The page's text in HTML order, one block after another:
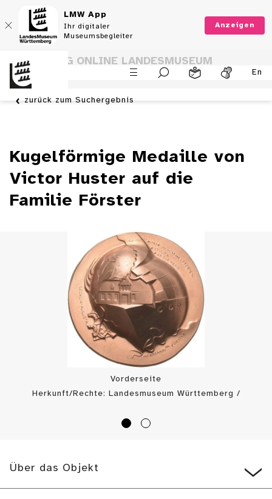
LMW App
Ihr digitaler
Museumsbegleiter
Anzeigen
En
SAMMLUNG ONLINE LANDESMUSEUM
WÜRTTEMBERG
zurück zum Suchergebnis
Kugelförmige Medaille von
Victor Huster auf die
Familie Förster
Vorderseite
Herkunft/Rechte: Landesmuseum Württemberg /
Über das Objekt